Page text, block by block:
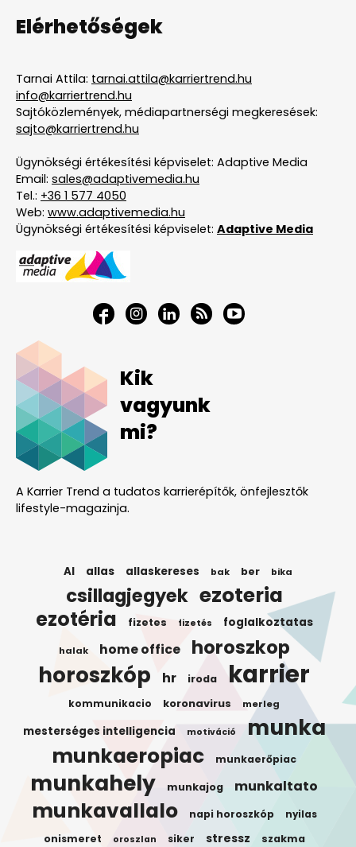
Elérhetőségek
Tarnai Attila: tarnai.attila@karriertrend.hu
info@karriertrend.hu
Sajtóközlemények, médiapartnerségi megkeresések:
sajto@karriertrend.hu
Ügynökségi értékesítési képviselet: Adaptive Media
Email: sales@adaptivemedia.hu
Tel.: +36 1 577 4050
Web: www.adaptivemedia.hu
Ügynökségi értékesítési képviselet: Adaptive Media
Kik
vagyunk
mi?
A Karrier Trend a tudatos karrierépítők, önfejlesztők
lifestyle-magazinja.
AI allas allaskereses bak ber bika
csillagjegyek ezoteria
ezotéria fizetes fizetés foglalkoztatas
halak home office horoszkop
horoszkóp hr iroda karrier
kommunikacio koronavirus merleg
mesterséges intelligencia motiváció munka
munkaeropiac munkaerőpiac
munkahely munkajog munkaltato
munkavallalo napi horoszkóp nyilas
onismeret oroszlan siker stressz szakma